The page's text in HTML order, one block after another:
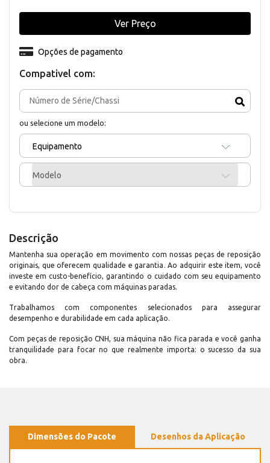
Compativel com:
ou selecione um modelo:
Equipamento
Modelo
Opções de pagamento
Ver Preço
Descrição
Mantenha sua operação em movimento com nossas peças de reposição
originais, que oferecem qualidade e garantia. Ao adquirir este item, você
investe em custo-benefício, garantindo o cuidado com seu equipamento
e evitando dor de cabeça com máquinas paradas.
Trabalhamos com componentes selecionados para assegurar
desempenho e durabilidade em cada aplicação.
Com peças de reposição CNH, sua máquina não fica parada e você ganha
tranquilidade para focar no que realmente importa: o sucesso da sua
obra.
Dimensões do Pacote Desenhos da Aplicação